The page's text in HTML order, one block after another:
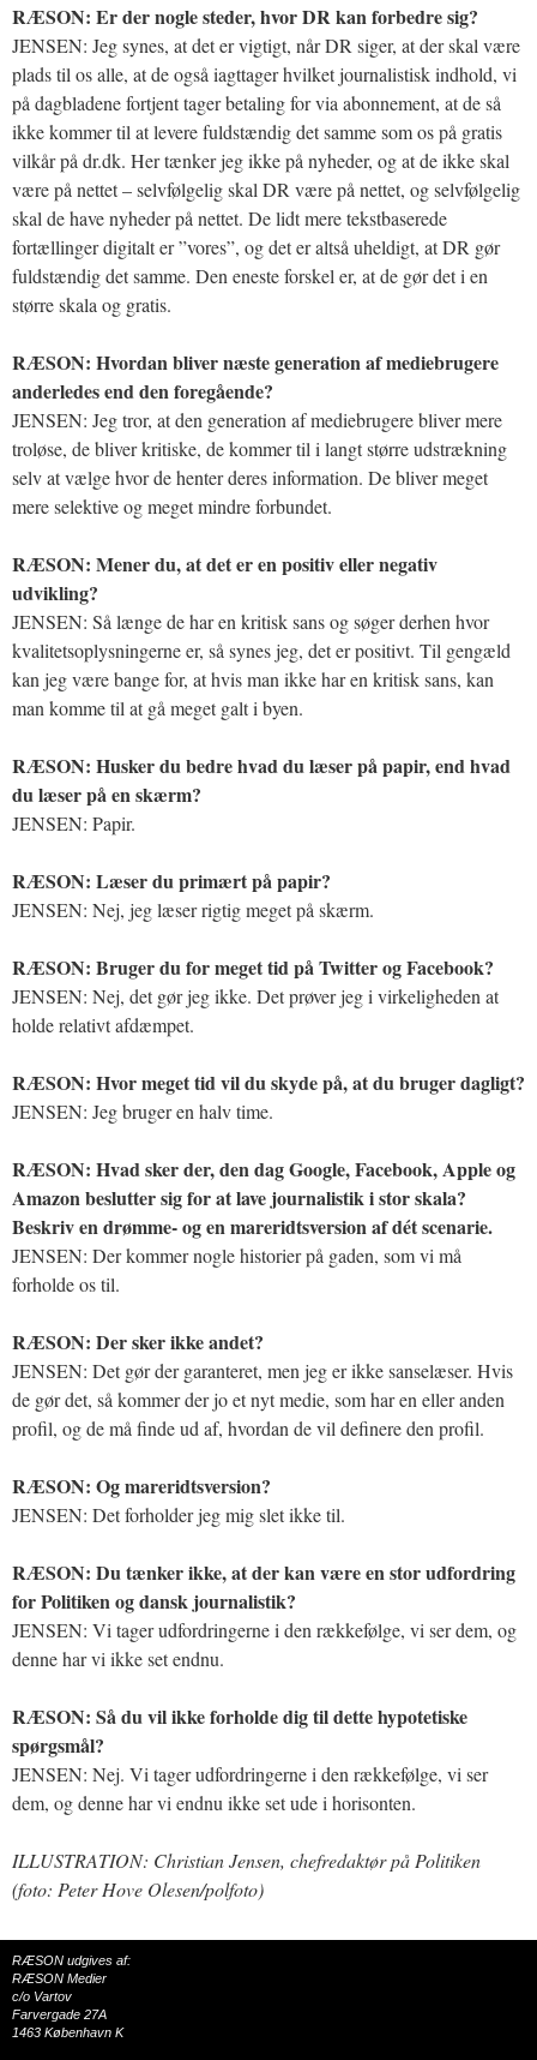
RÆSON: Er der nogle steder, hvor DR kan forbedre sig?
JENSEN: Jeg synes, at det er vigtigt, når DR siger, at der skal være
plads til os alle, at de også iagttager hvilket journalistisk indhold, vi
på dagbladene fortjent tager betaling for via abonnement, at de så
ikke kommer til at levere fuldstændig det samme som os på gratis
vilkår på dr.dk. Her tænker jeg ikke på nyheder, og at de ikke skal
være på nettet – selvfølgelig skal DR være på nettet, og selvfølgelig
skal de have nyheder på nettet. De lidt mere tekstbaserede
fortællinger digitalt er ”vores”, og det er altså uheldigt, at DR gør
fuldstændig det samme. Den eneste forskel er, at de gør det i en
større skala og gratis.
RÆSON: Hvordan bliver næste generation af mediebrugere
anderledes end den foregående?
JENSEN: Jeg tror, at den generation af mediebrugere bliver mere
troløse, de bliver kritiske, de kommer til i langt større udstrækning
selv at vælge hvor de henter deres information. De bliver meget
mere selektive og meget mindre forbundet.
RÆSON: Mener du, at det er en positiv eller negativ
udvikling?
JENSEN: Så længe de har en kritisk sans og søger derhen hvor
kvalitetsoplysningerne er, så synes jeg, det er positivt. Til gengæld
kan jeg være bange for, at hvis man ikke har en kritisk sans, kan
man komme til at gå meget galt i byen.
RÆSON: Husker du bedre hvad du læser på papir, end hvad
du læser på en skærm?
JENSEN: Papir.
RÆSON: Læser du primært på papir?
JENSEN: Nej, jeg læser rigtig meget på skærm.
RÆSON: Bruger du for meget tid på Twitter og Facebook?
JENSEN: Nej, det gør jeg ikke. Det prøver jeg i virkeligheden at
holde relativt afdæmpet.
RÆSON: Hvor meget tid vil du skyde på, at du bruger dagligt?
JENSEN: Jeg bruger en halv time.
RÆSON: Hvad sker der, den dag Google, Facebook, Apple og
Amazon beslutter sig for at lave journalistik i stor skala?
Beskriv en drømme- og en mareridtsversion af dét scenarie.
JENSEN: Der kommer nogle historier på gaden, som vi må
forholde os til.
RÆSON: Der sker ikke andet?
JENSEN: Det gør der garanteret, men jeg er ikke sanselæser. Hvis
de gør det, så kommer der jo et nyt medie, som har en eller anden
profil, og de må finde ud af, hvordan de vil definere den profil.
RÆSON: Og mareridtsversion?
JENSEN: Det forholder jeg mig slet ikke til.
RÆSON: Du tænker ikke, at der kan være en stor udfordring
for Politiken og dansk journalistik?
JENSEN: Vi tager udfordringerne i den rækkefølge, vi ser dem, og
denne har vi ikke set endnu.
RÆSON: Så du vil ikke forholde dig til dette hypotetiske
spørgsmål?
JENSEN: Nej. Vi tager udfordringerne i den rækkefølge, vi ser
dem, og denne har vi endnu ikke set ude i horisonten.
ILLUSTRATION: Christian Jensen, chefredaktør på Politiken
(foto: Peter Hove Olesen/polfoto)
RÆSON udgives af:
RÆSON Medier
c/o Vartov
Farvergade 27A
1463 København K